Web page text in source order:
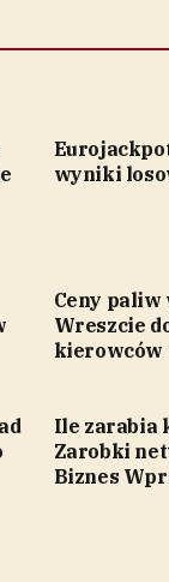
wyniki
Ceny paliw
Wreszcie
kierowców
Ile zarabia
Zarobki
Biznes